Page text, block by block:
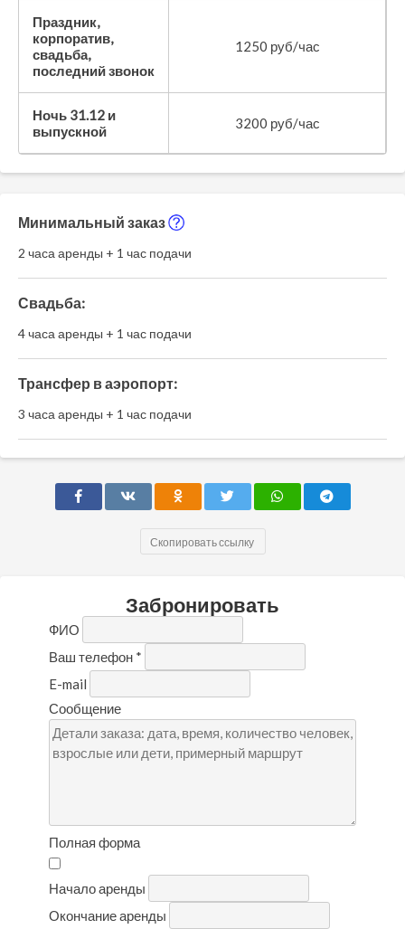
Праздник,
корпоратив,
свадьба,
последний звонок
1250 руб/час
Ночь 31.12 и
выпускной
3200 руб/час
Минимальный заказ
2 часа аренды + 1 час подачи
Свадьба:
4 часа аренды + 1 час подачи
Трансфер в аэропорт:
3 часа аренды + 1 час подачи
Скопировать ссылку
Забронировать
ФИО
Ваш телефон *
E-mail
Сообщение
Полная форма
Начало аренды
Окончание аренды